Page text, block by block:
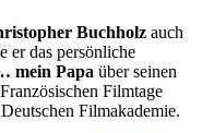
Buchholz auch
er das persönliche
mein Papa über seinen
Filmtage
Filmakademie.